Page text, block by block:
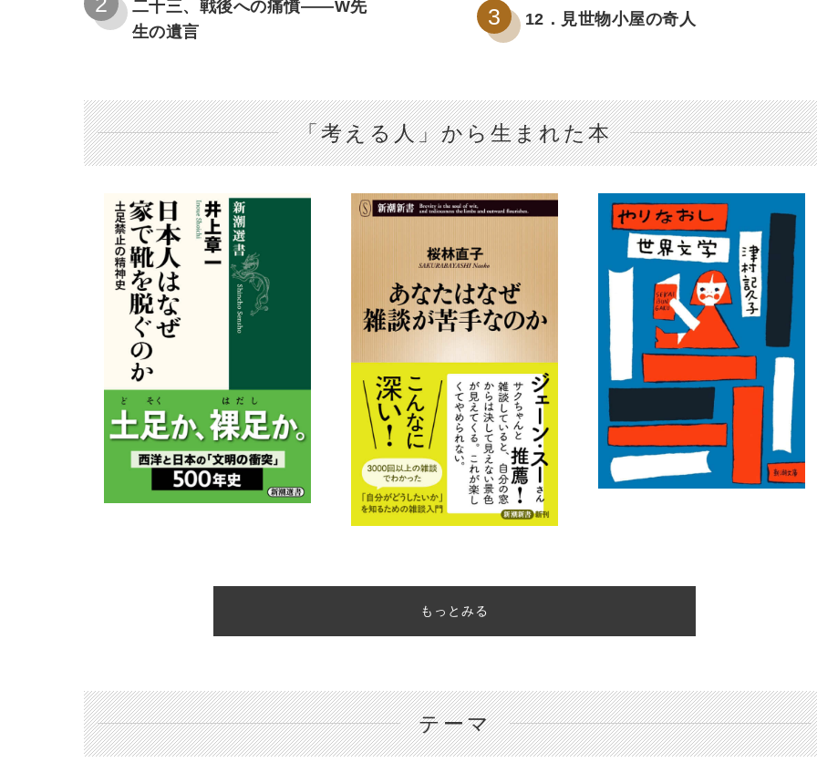
二十三、戦後への痛憤――W先
生の遺言
12．見世物小屋の奇人
「考える人」から生まれた本
もっとみる
テーマ